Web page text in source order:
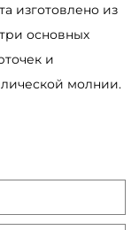
изготовлено из
основных
и
молнии.